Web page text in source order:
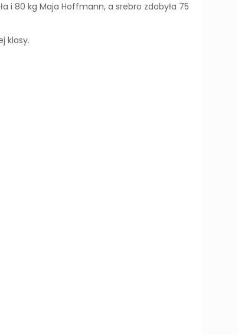
i 80 kg Maja Hoffmann, a srebro zdobyła 75
klasy.